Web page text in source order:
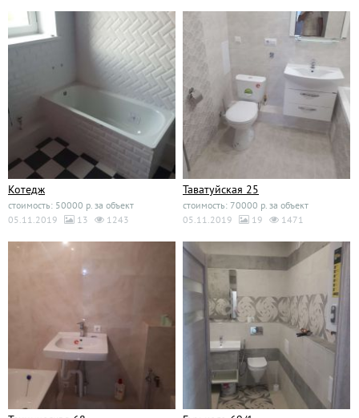
Котедж
стоимость: 50000 р. за объект
05.11.2019
13 1243
Таватуйская 25
стоимость: 70000 р. за объект
05.11.2019
19 1471